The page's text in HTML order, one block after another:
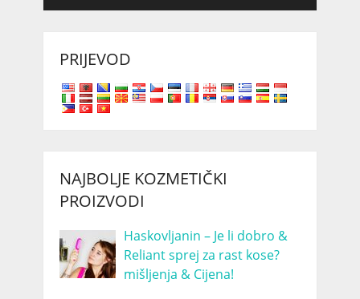
PRIJEVOD
NAJBOLJE KOZMETIČKI
PROIZVODI
Haskovljanin – Je li dobro &
Reliant sprej za rast kose?
mišljenja & Cijena!